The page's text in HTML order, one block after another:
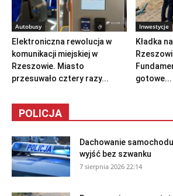
Autobusy
Elektroniczna rewolucja w
komunikacji miejskiej w
Rzeszowie. Miasto
przesuwało cztery razy...
Inwestycje
Kładka
gotowe...
POLICJA
Dachowanie
wyjść bez szwanku
7 sierpnia 2026 22:14